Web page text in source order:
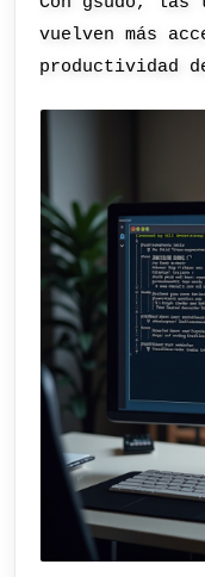
vuelven más
productividad